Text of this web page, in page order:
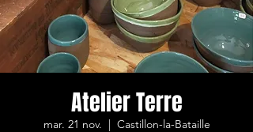
Atelier Terre
mar. 21 nov.
  |
Castillon-la-Bataille